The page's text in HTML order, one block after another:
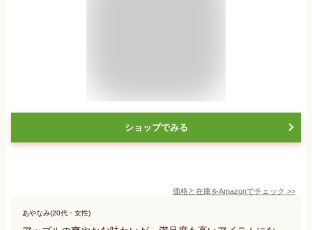
ショップでみる
価格と在庫をAmazonでチェック >>
あやなみ(20代・女性)